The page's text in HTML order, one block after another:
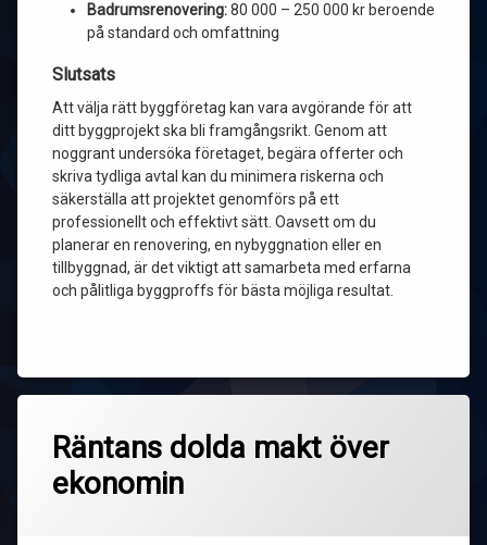
Badrumsrenovering:80 000 – 250 000 kr beroende
på standard och omfattning
Slutsats
Att välja rätt byggföretag kan vara avgörande för att
ditt byggprojekt ska bli framgångsrikt. Genom att
noggrant undersöka företaget, begära offerter och
skriva tydliga avtal kan du minimera riskerna och
säkerställa att projektet genomförs på ett
professionellt och effektivt sätt. Oavsett om du
planerar en renovering, en nybyggnation eller en
tillbyggnad, är det viktigt att samarbeta med erfarna
och pålitliga byggproffs för bästa möjliga resultat.
Räntans dolda makt över
ekonomin